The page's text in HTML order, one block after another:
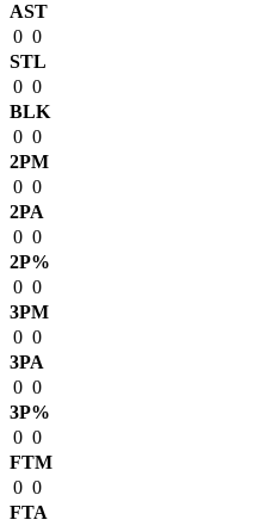
AST
0 0
STL
0 0
BLK
0 0
2PM
0 0
2PA
0 0
2P%
0 0
3PM
0 0
3PA
0 0
3P%
0 0
FTM
0 0
FTA